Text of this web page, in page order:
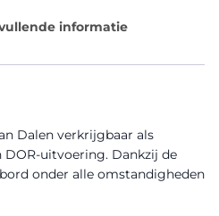
informatie
Dalen verkrijgbaar als
uitvoering. Dankzij de
onder alle omstandigheden